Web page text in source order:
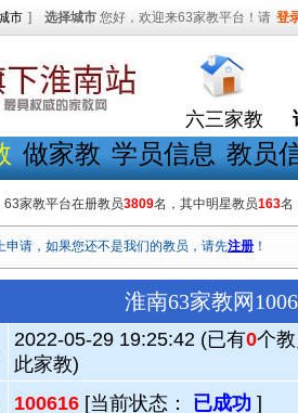
市 ] 选择城市 您好，欢迎来63家教平台！请 登
六三家教
做家教 学员信息 教员
63家教平台在册教员3809名，其中明星教员163名
申请，如果您还不是我们的教员，请先注册 ！
淮南63家教网
2022-05-29 19:25:42 (已有0个
此家教)
100616 [当前状态： 已成功 ]